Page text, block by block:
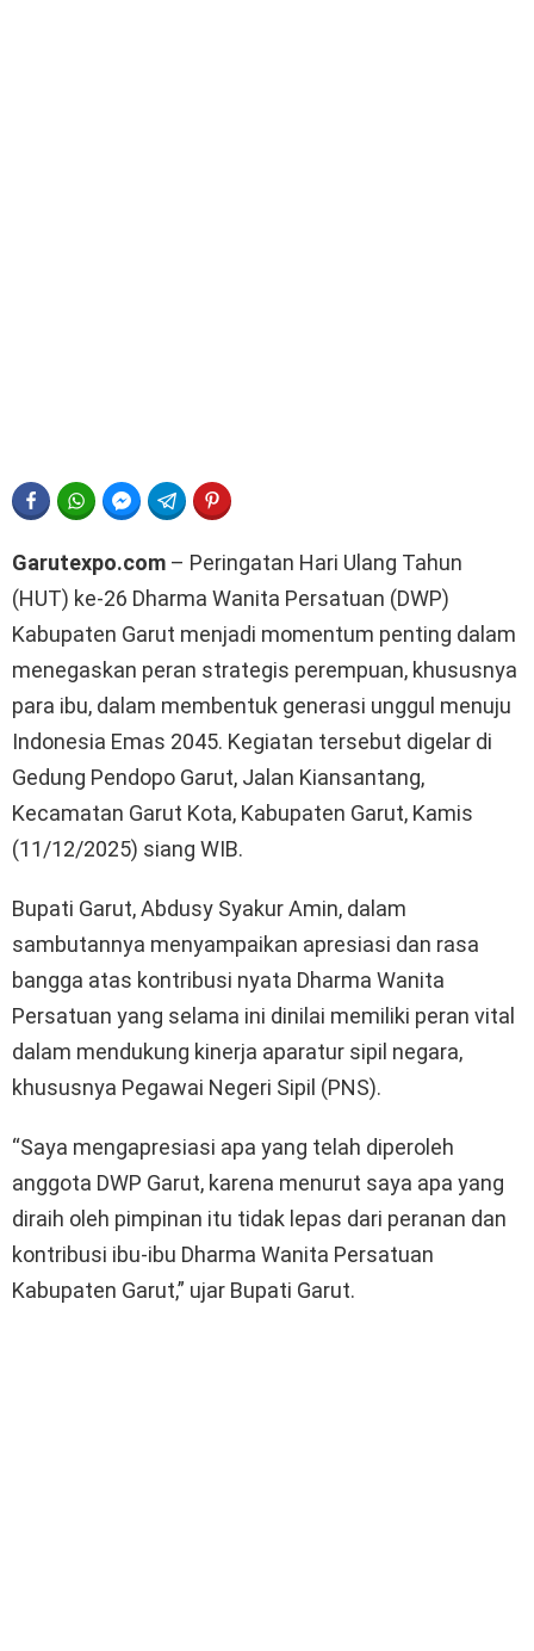
FACEBOOKWHATSAPPFACEBOOK MESSENGER
TELEGRAM
Garutexpo.com – Peringatan Hari Ulang Tahun
(HUT) ke-26 Dharma Wanita Persatuan (DWP)
Kabupaten Garut menjadi momentum penting dalam
menegaskan peran strategis perempuan, khususnya
para ibu, dalam membentuk generasi unggul menuju
Indonesia Emas 2045. Kegiatan tersebut digelar di
Gedung Pendopo Garut, Jalan Kiansantang,
Kecamatan Garut Kota, Kabupaten Garut, Kamis
(11/12/2025) siang WIB.
Bupati Garut, Abdusy Syakur Amin, dalam
sambutannya menyampaikan apresiasi dan rasa
bangga atas kontribusi nyata Dharma Wanita
Persatuan yang selama ini dinilai memiliki peran vital
dalam mendukung kinerja aparatur sipil negara,
khususnya Pegawai Negeri Sipil (PNS).
“Saya mengapresiasi apa yang telah diperoleh
anggota DWP Garut, karena menurut saya apa yang
diraih oleh pimpinan itu tidak lepas dari peranan dan
kontribusi ibu-ibu Dharma Wanita Persatuan
Kabupaten Garut,” ujar Bupati Garut.